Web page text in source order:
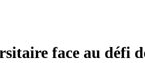
face au défi